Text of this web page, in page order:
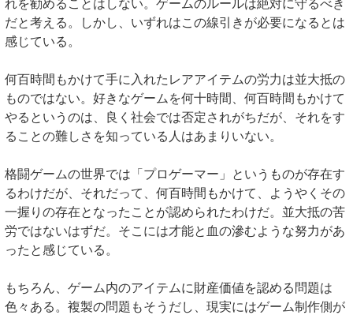
れを勧めることはしない。ゲームのルールは絶対に守るべき
だと考える。しかし、いずれはこの線引きが必要になるとは
感じている。
何百時間もかけて手に入れたレアアイテムの労力は並大抵の
ものではない。好きなゲームを何十時間、何百時間もかけて
やるというのは、良く社会では否定されがちだが、それをす
ることの難しさを知っている人はあまりいない。
格闘ゲームの世界では「プロゲーマー」というものが存在す
るわけだが、それだって、何百時間もかけて、ようやくその
一握りの存在となったことが認められたわけだ。並大抵の苦
労ではないはずだ。そこには才能と血の滲むような努力があ
ったと感じている。
もちろん、ゲーム内のアイテムに財産価値を認める問題は
色々ある。複製の問題もそうだし、現実にはゲーム制作側が